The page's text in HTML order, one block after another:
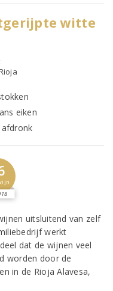
witte
eiken
uitsluitend van zelf
werkt
dat de wijnen veel
worden door de
in de Rioja Alavesa,